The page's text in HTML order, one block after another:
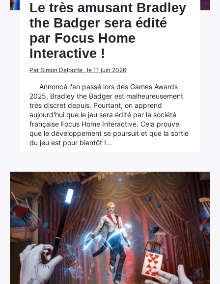
Le très amusant Bradley
the Badger sera édité
par Focus Home
Interactive !
Par Simon Delporte , le 11 juin 2026
Annoncé l'an passé lors des Games Awards
2025, Bradley the Badger est malheureusement
très discret depuis. Pourtant, on apprend
aujourd'hui que le jeu sera édité par la société
française Focus Home Interactive. Cela prouve
que le développement se poursuit et que la sortie
du jeu est pour bientôt !…